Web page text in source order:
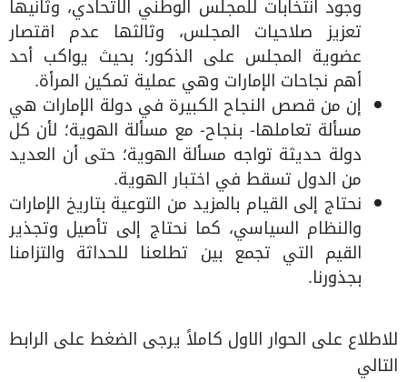
وجود انتخابات للمجلس الوطني الاتحادي، وثانيها
تعزيز صلاحيات المجلس، وثالثها عدم اقتصار
عضوية المجلس على الذكور؛ بحيث يواكب أحد
أهم نجاحات الإمارات وهي عملية تمكين المرأة.
إن من قصص النجاح الكبيرة في دولة الإمارات هي
مسألة تعاملها- بنجاح- مع مسألة الهوية؛ لأن كل
دولة حديثة تواجه مسألة الهوية؛ حتى أن العديد
من الدول تسقط في اختبار الهوية.
نحتاج إلى القيام بالمزيد من التوعية بتاريخ الإمارات
والنظام السياسي، كما نحتاج إلى تأصيل وتجذير
القيم التي تجمع بين تطلعنا للحداثة والتزامنا
بجذورنا.
للاطلاع على الحوار الاول كاملاً يرجى الضغط على الرابط
التالي